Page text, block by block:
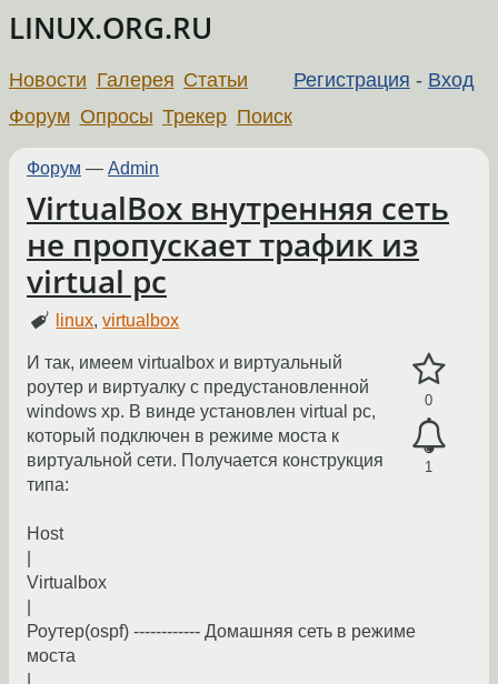
LINUX.ORG.RU
Регистрация - Вход
Новости Галерея Статьи
Форум Опросы Трекер Поиск
Форум — Admin
VirtualBox внутренняя сеть
не пропускает трафик из
virtual pc
linux,virtualbox
0
1
И так, имеем virtualbox и виртуальный
роутер и виртуалку с предустановленной
windows xp. В винде установлен virtual pc,
который подключен в режиме моста к
виртуальной сети. Получается конструкция
типа:
Host
Virtualbox
Роутер(ospf) ------------ Домашняя сеть в режиме
моста